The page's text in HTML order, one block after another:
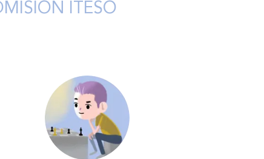
ITESO